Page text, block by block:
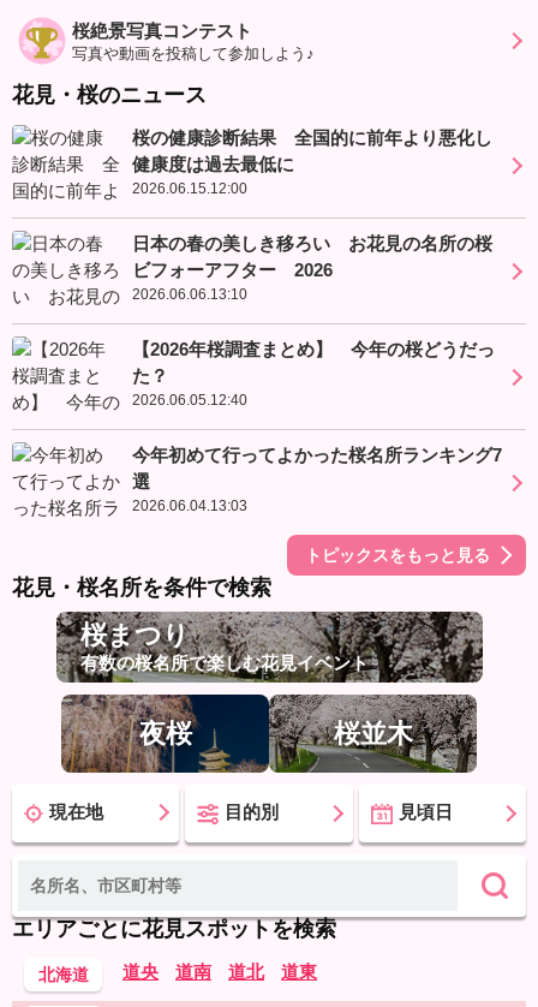
桜絶景写真コンテスト
写真や動画を投稿して参加しよう♪
花見・桜のニュース
桜の健康診断結果 全国的に前年より悪化し
健康度は過去最低に
2026.06.15.12:00
日本の春の美しき移ろい お花見の名所の桜
ビフォーアフター 2026
2026.06.06.13:10
【2026年桜調査まとめ】 今年の桜どうだっ
た？
2026.06.05.12:40
今年初めて行ってよかった桜名所ランキング7
選
2026.06.04.13:03
トピックスをもっと見る
花見・桜名所を条件で検索
桜まつり
有数の桜名所で楽しむ花見イベント
夜桜 桜並木
現在地 目的別 見頃日
エリアごとに花見スポットを検索
北海道 道央 道南 道北 道東